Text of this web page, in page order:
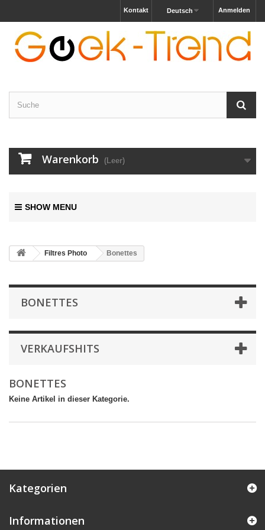
Anmelden
Deutsch
Kontakt
Warenkorb (Leer)
SHOW MENU
Filtres Photo Bonettes
BONETTES
VERKAUFSHITS
BONETTES
Keine Artikel in dieser Kategorie.
Kategorien
Informationen